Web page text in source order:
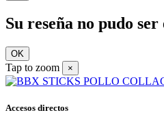
Su reseña no pudo ser
OK
Tap to zoom ×
Accesos directos